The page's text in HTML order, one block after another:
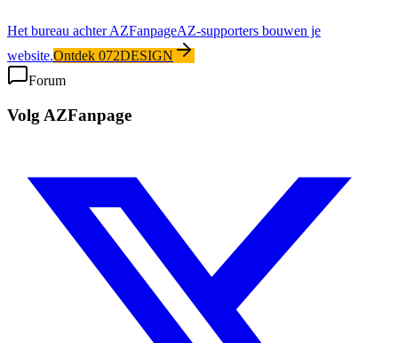
Het bureau achter AZFanpageAZ-supporters bouwen je
website.Ontdek 072DESIGN
Forum
Volg AZFanpage